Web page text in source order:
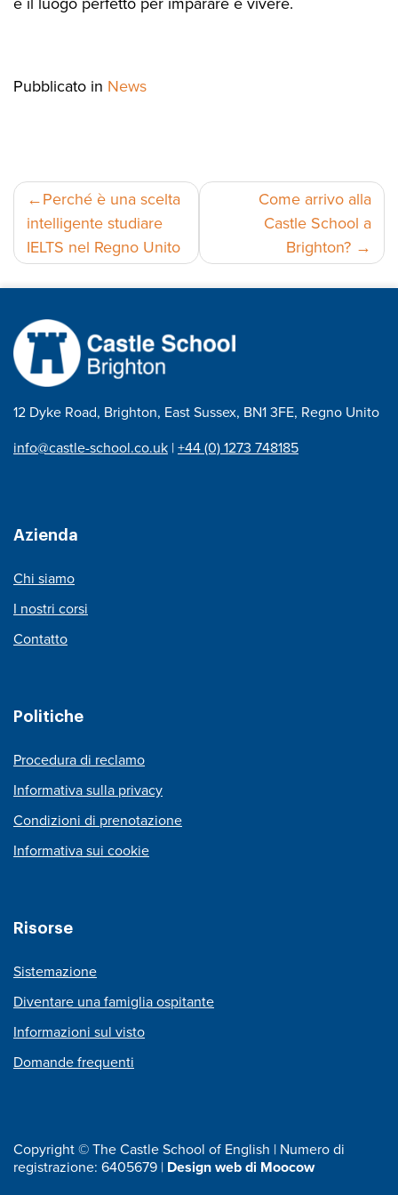
Pubblicato in News
Navigazione
articoli
Perché è una scelta
intelligente studiare
IELTS nel Regno Unito
Come arrivo alla
Castle School a
Brighton?
12 Dyke Road, Brighton, East Sussex, BN1 3FE, Regno Unito
info@castle-school.co.uk |+44 (0) 1273 748185
Azienda
Chi siamo
I nostri corsi
Contatto
Politiche
Procedura di reclamo
Informativa sulla privacy
Condizioni di prenotazione
Informativa sui cookie
Risorse
Sistemazione
Diventare una famiglia ospitante
Informazioni sul visto
Domande frequenti
Copyright © The Castle School of English | Numero di
registrazione: 6405679 | Design web di Moocow